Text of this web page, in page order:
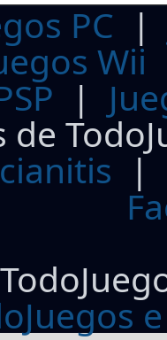
PC
Wii
|
de
|